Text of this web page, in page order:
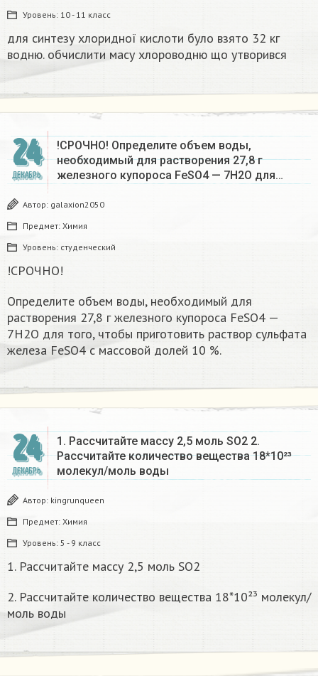
Уровень: 10 - 11 класс
для синтезу хлоридної кислоти було взято 32 кг
водню. обчислити масу хлороводню що утворився​
24
ДЕКАБРЬ
!СРОЧНО! Определите объем воды,
необходимый для растворения 27,8 г
железного купороса FeSO4 — 7Н2О для…
Автор: galaxion2050
Предмет: Химия
Уровень: студенческий
!СРОЧНО!
Определите объем воды, необходимый для
растворения 27,8 г железного купороса FeSO4 —
7Н2О для того, чтобы приготовить раствор сульфата
железа FeSO4 с массовой долей 10 %.​
24
ДЕКАБРЬ
1. Рассчитайте массу 2,5 моль SO2 2.
Рассчитайте количество вещества 18*10²³
молекул/моль воды
Автор: kingrunqueen
Предмет: Химия
Уровень: 5 - 9 класс
1. Рассчитайте массу 2,5 моль SO2
2. Рассчитайте количество вещества 18*10²³ молекул/
моль воды